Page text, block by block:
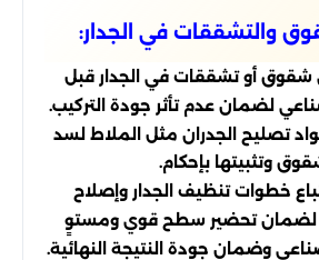
والتشققات في الجدار:
شقوق أو تشققات في الجدار قبل
لضمان عدم تأثر جودة التركيب.
تصليح الجدران مثل الملاط لسد
وتثبيتها بإحكام.
خطوات تنظيف الجدار وإصلاح
لضمان تحضير سطح قوي ومستوٍ
وضمان جودة النتيجة النهائية.